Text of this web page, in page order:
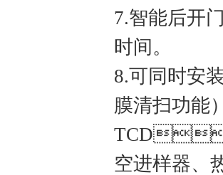
7.智能后开
时间。
8.可同时安
膜清扫功能
TCD、
空进样器